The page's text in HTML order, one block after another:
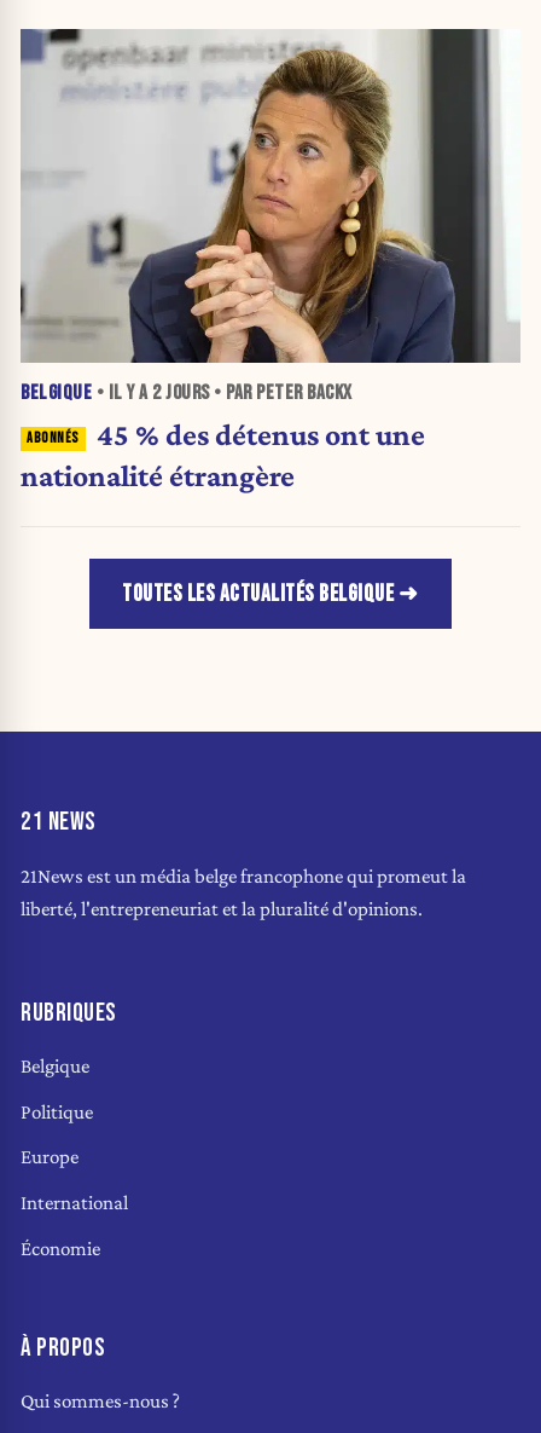
BELGIQUE • IL Y A 2 JOURS• PAR PETER BACKX
45 % des détenus ont une
nationalité étrangère
TOUTES LES ACTUALITÉS BELGIQUE
21 NEWS
21News est un média belge francophone qui promeut la
liberté, l'entrepreneuriat et la pluralité d'opinions.
RUBRIQUES
Belgique
Politique
Europe
International
Économie
À PROPOS
Qui sommes-nous ?